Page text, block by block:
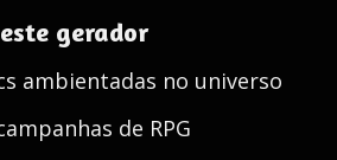
gerador
ambientadas no universo
de RPG